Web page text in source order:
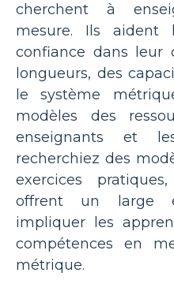
cherchent à
mesure. Ils aident
confiance dans leur
longueurs, des
le système
modèles des
enseignants et
recherchiez des
exercices
offrent un large
impliquer les
compétences en
métrique.